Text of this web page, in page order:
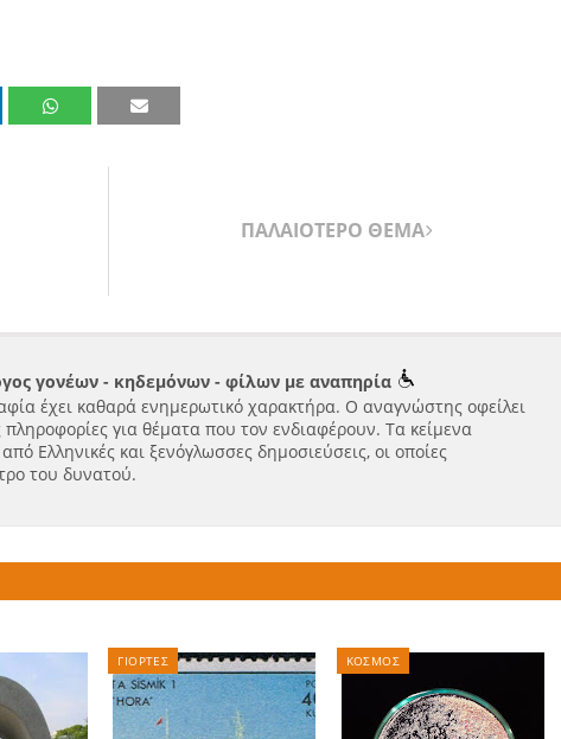
ΠΑΛΑΙΟΤΕΡΟ ΘΕΜΑ
γονέων - κηδεμόνων - φίλων με αναπηρία
έχει καθαρά ενημερωτικό χαρακτήρα. Ο αναγνώστης οφείλει
πληροφορίες για θέματα που τον ενδιαφέρουν. Τα κείμενα
Ελληνικές και ξενόγλωσσες δημοσιεύσεις, οι οποίες
του δυνατού.
ΓΙΟΡΤΕΣ ΚΟΣΜΟΣ